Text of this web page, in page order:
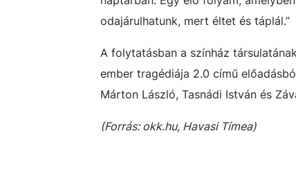
odajárulhatunk, mert éltet és táplál.”
A folytatásban a színház
ember tragédiája 2.0 című
Márton László, Tasnádi István és
(Forrás: okk.hu, Havasi Tímea)